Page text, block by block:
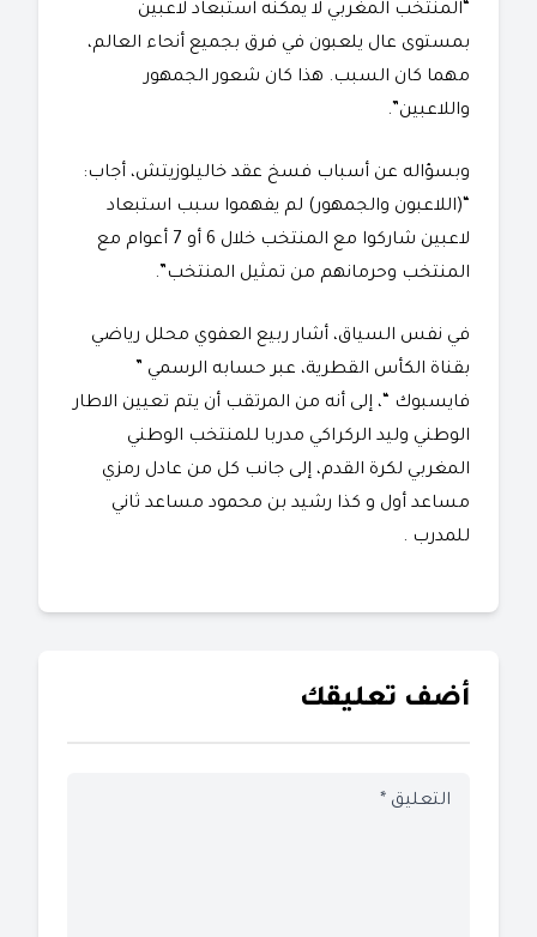
“المنتخب المغربي لا يمكنه استبعاد لاعبين
بمستوى عال يلعبون في فرق بجميع أنحاء العالم،
مهما كان السبب. هذا كان شعور الجمهور
واللاعبين”.
وبسؤاله عن أسباب فسخ عقد خاليلوزيتش، أجاب:
“(اللاعبون والجمهور) لم يفهموا سبب استبعاد
لاعبين شاركوا مع المنتخب خلال 6 أو 7 أعوام مع
المنتخب وحرمانهم من تمثيل المنتخب”.
في نفس السياق، أشار ربيع العفوي محلل رياضي
بقناة الكأس القطرية، عبر حسابه الرسمي ”
فايسبوك “، إلى أنه من المرتقب أن يتم تعيين الاطار
الوطني وليد الركراكي مدربا للمنتخب الوطني
المغربي لكرة القدم، إلى جانب كل من عادل رمزي
مساعد أول و كذا رشيد بن محمود مساعد ثاني
للمدرب .
أضف تعليقك